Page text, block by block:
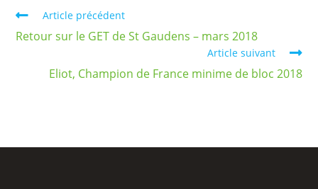
Article précédent
Retour sur le GET de St Gaudens – mars 2018
Article suivant
Eliot, Champion de France minime de bloc 2018